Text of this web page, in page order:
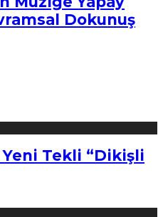
Dokunuş
Yeni Tekli “Dikişli